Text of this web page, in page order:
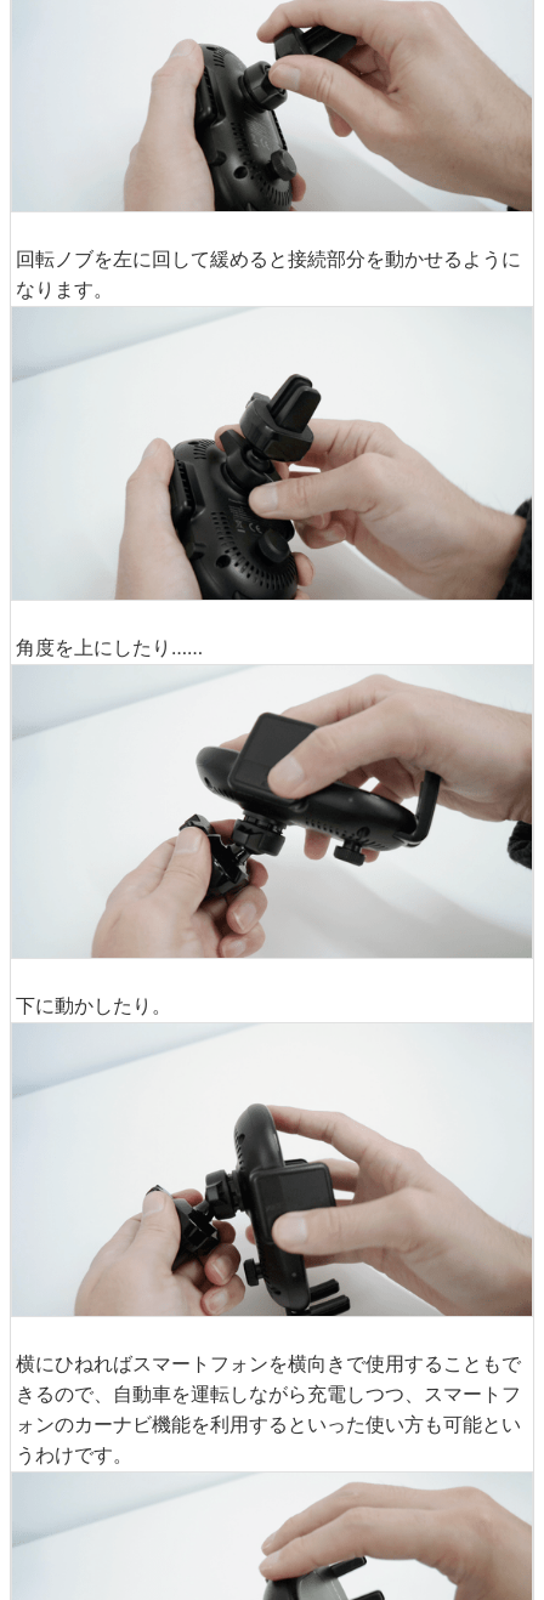
回転ノブを左に回して緩めると接続部分を動かせるように
なります。
角度を上にしたり……
下に動かしたり。
横にひねればスマートフォンを横向きで使用することもで
きるので、自動車を運転しながら充電しつつ、スマートフ
ォンのカーナビ機能を利用するといった使い方も可能とい
うわけです。